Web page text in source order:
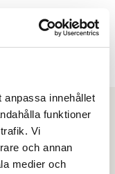
anpassa innehållet
funktioner
Vi
och annan
medier och